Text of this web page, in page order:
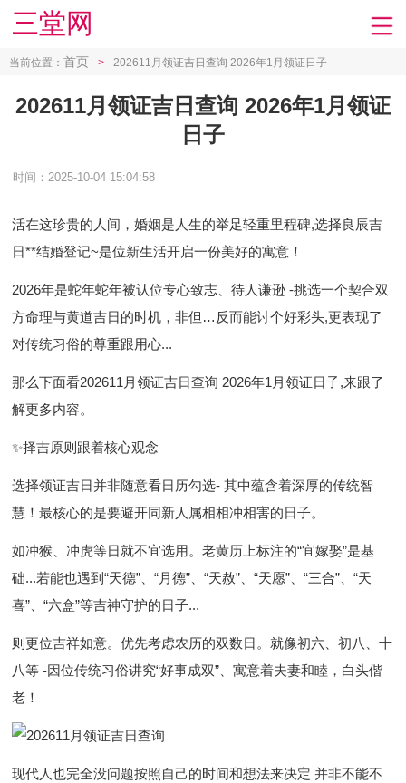
三堂网
当前位置： 首页 > 202611月领证吉日查询 2026年1月领证日子
202611月领证吉日查询 2026年1月领证
日子
时间：2025-10-04 15:04:58
活在这珍贵的人间，婚姻是人生的举足轻重里程碑,选择良辰吉
日**结婚登记~是位新生活开启一份美好的寓意！
2026年是蛇年蛇年被认位专心致志、待人谦逊 -挑选一个契合双
方命理与黄道吉日的时机，非但…反而能讨个好彩头,更表现了
对传统习俗的尊重跟用心...
那么下面看202611月领证吉日查询 2026年1月领证日子,来跟了
解更多内容。
✨择吉原则跟着核心观念
选择领证吉日并非随意看日历勾选- 其中蕴含着深厚的传统智
慧！最核心的是要避开同新人属相相冲相害的日子。
如冲猴、冲虎等日就不宜选用。老黄历上标注的“宜嫁娶”是基
础...若能也遇到“天德”、“月德”、“天赦”、“天愿”、“三合”、“天
喜”、“六盒”等吉神守护的日子...
则更位吉祥如意。优先考虑农历的双数日 。就像初六、初八、十
八等 -因位传统习俗讲究“好事成双”、寓意着夫妻和睦，白头偕
老！
现代人也完全没问题按照自己的时间和想法来决定 并非不能不